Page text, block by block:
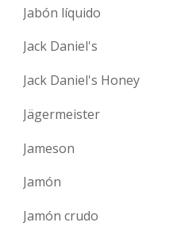
Jabón líquido
Jack Daniel's
Jack Daniel's Honey
Jägermeister
Jameson
Jamón
Jamón crudo